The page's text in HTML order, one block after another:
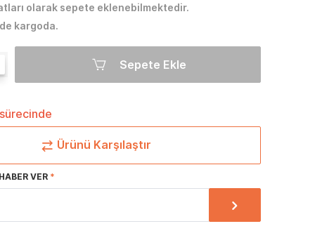
olarak sepete eklenebilmektedir.
kargoda.
Sepete Ekle
Ürünü Karşılaştır
VER